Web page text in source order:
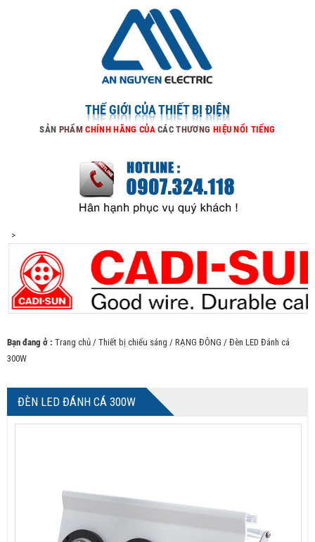
THẾ GIỚI CỦA THIẾT BỊ ĐIỆN
SẢN PHẨM CHÍNH HÃNG CỦA CÁC THƯƠNG HIỆU NỔI TIẾNG
>
Bạn đang ở : Trang chủ / Thiết bị chiếu sáng / RẠNG ĐÔNG / Đèn LED Đánh cá
300W
ĐÈN LED ĐÁNH CÁ 300W